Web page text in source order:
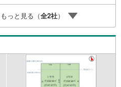
どんなに信用のある建築会社でも
とは重要ですよね。弊社は特殊機
ションを実施します。
っと見る（全2社）